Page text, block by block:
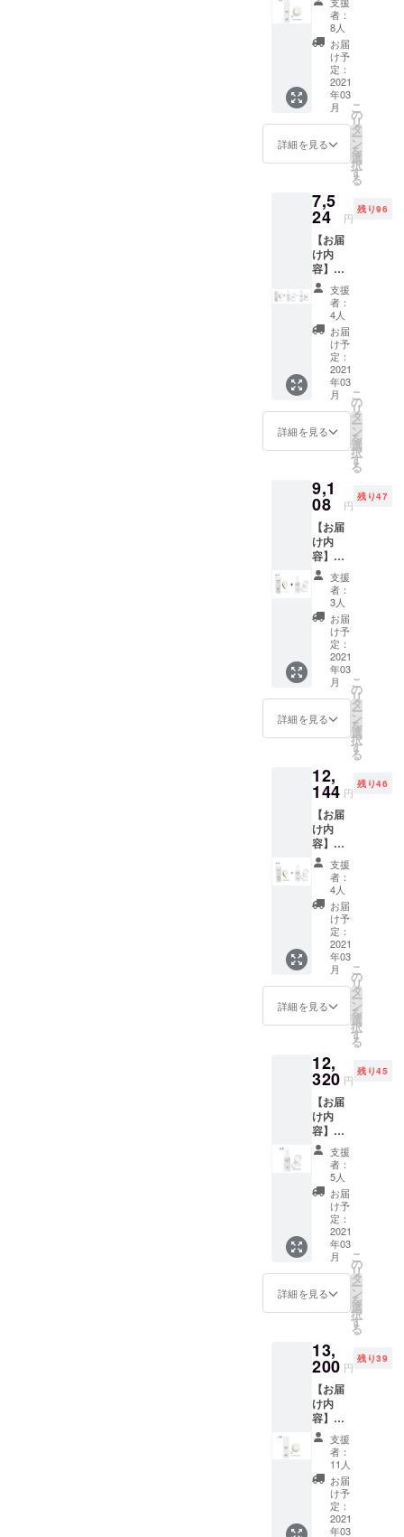
切な基
本ス
テップ
と我々
は考え
ます。
高級感
あふれ
なクッ
ション
ロのよ
うにお
肌を包
み余分
な汚れ
のみを
吸着し
落と
す。奇
跡の成
EGF、
FGFが
お肌を
保湿
る、こ
の二つ
が本来
必要と
してい
る健康
的なベ
ルベッ
トスキ
ンの肌
に導き
ます。
肌に輝
きを も
たらす
Toner
男性の
の為
に、肌
じみや
すさと
保湿力
を兼ね
備え
た、肌
に輝き
をもた
らす
Toner。
フレッ
シュで
みずみ
ずしい
テクス
チャー
であり
なが
ら、角
すみず
みに潤
い成分
を浸透
させる
だけで
なく、
美容液
のよう
にパワ
フルな
効果を
発揮し
ます。
さまざ
まな肌
タイプ
の方に
お使い
けま
す。ア
ルコー
ルフ
リー・
界面活
性剤フ
リー。
きわめ
て科学
的なア
プロー
チのも
とすこ
テクス
チャー
であり
なが
ら、角
質層の
すみず
みに潤
い成分
を浸透
美容液
のよう
にパワ
フルな
効果を
発揮し
ます。
さまざ
まな肌
タイプ
の方に
お使い
いただ
けま
す。ア
ルフ
リー・
リー。
きわめ
て科学
的なア
プロー
チのも
とすこ
やかな
肌に
とって
大切な3
つの要
素に働
きか
け、肌
いきと
明るく
るおい
と健康
的な輝
きをも
たらし
ます。
まるで
魔法の
ような
アイテ
ムで
す。
6,556円
オール
インワ
ンボ
ディ＆
フェイ
スク
リーム
Puninif
u 300ml
almight
y 手軽
に一生
モノの
肌を ボ
ディ&
フェイ
ス用ク
リー
ム、全
身、顔
にも使
用可
能。持
続する
潤い
を。
と弾力
をもた
らすボ
ディケ
ア。
若々し
い印象
のハリ
と弾力
をもた
らし、
キメ細
やかな
肌に導
くボ
フェイ
スク
にすべ
るよう
になじ
み、心
地よい
リラッ
クス感
をもた
らしま
す。
5乳液エ
マル
ジョ
ンー2本
セット
（約2か
月分）
●早割プ
ラン ＜
200名様
限定＞
\5,940
（10%
OFF）
定価
6,600円
（オー
ルイン
ワンエ
マル
ジョン
100ml
モノの
肌を 持
続する
潤い
を。 奇
跡の成
配合。
男性は
仕事、
恋愛、
自己成
長への
投資そ
んな過
酷な環
境で肌
に時間
をかけ
れな
い、
だった
ら時間
をかけ
守り手
軽にお
肌の性
質を変
え、美
しい肌
に変え
ること
が出来
るそん
な製品
を開
発。 男
性の肌
質を研
タつか
ず、テ
潤い守
るそん
な魔法
のよう
なオー
ルイン
ワンエ
マル
ジョ
ン。
者：
8人
お届
け予
定：
2021
年03
月
詳細を見る
こ
の
リ
タ
ー
ン
を
選
択
す
る
7,5
24 円
残り96
【お届
け内
容】
ARES4
5化粧水
トナー
1+乳液
エマル
ジョン
1+洗顔
フォー
ム1セッ
ト（約1
か月
分） ●
早割プ
100名様
限定＞
\7,524
ー
（10%
OFF）
定価
\8,360
ー （洗
顔フ
オーム
100ml
、オー
ルイン
ワンエ
マル
ジョン
ワント
ナー
150ml
） 余分
な物だ
けを落
とし 必
要な物
は守
る。 余
分な物
を落と
し必要
な物は
落とさ
ず守
る。そ
い洗顔
の理想
を求め
出来た
のが
ARES4
5洗顔
フォー
ムクレ
ンジン
グは、
毎日の
スキン
ケアに
欠かせ
切な基
本ス
は考え
ます。
高級感
あふれ
る濃密
なクッ
ション
泡がマ
シュマ
ロのよ
うにお
肌を包
み余分
支援
者：
4人
お届
け予
定：
2021
年03
月
詳細を見る
こ
の
リ
タ
ー
ン
を
選
択
す
る
9,1
08 円
残り47
【お届
け内
容】
ARES4
5化粧水
トナー
2+洗顔
フォー
ム2セッ
ト（約2
か月
分） ●
早割プ
ラン ＜
50名様
限定＞
－
（10%
OFF）
定価
\10,120
ー（洗
顔フ
オーム
100ml
、オー
ルイン
ワント
ナー
150ml
な物だ
けを落
る。 余
分な物
を落と
し必要
な物は
落とさ
ず守
る。そ
んな当
たり前
が難し
い洗顔
の理想
を求め
出来た
のが
ARES4
ンジン
グは、
毎日の
スキン
ケアに
欠かせ
ない大
切な基
本ス
テップ
と我々
は考え
ます。
支援
者：
3人
お届
け予
定：
2021
年03
月
詳細を見る
こ
の
リ
タ
ー
ン
を
選
択
す
る
12,
144 円
残り46
【お届
け内
容】
ARES4
5化粧水
トナー
3+洗顔
フォー
ム3セッ
ト（約3
か月
分） ●
早割プ
ラン ＜
50名様
限定＞
ー
（20%
OFF）
定価
\15,180
ー（洗
顔フ
オーム
100ml
、オー
ルイン
ワント
ナー
150ml
な物だ
けを落
る。 余
分な物
を落と
し必要
な物は
落とさ
ず守
る。そ
んな当
たり前
が難し
い洗顔
の理想
支援
者：
4人
お届
け予
定：
2021
年03
月
詳細を見る
こ
の
リ
タ
ー
ン
を
選
択
す
る
12,
320 円
残り45
【お届
け内
容】
ARES4
5化粧水
トナー5
本セッ
ト（約4
～5か月
分） ●
早割プ
ラン ＜
50名様
限定＞
\12,320
ー
OFF）
定価
\15,400
ー（化
粧水ト
ナー
150ml
輝きを
もたら
すToner
男性の
乾燥肌
支援
者：
5人
お届
け予
定：
2021
年03
月
詳細を見る
こ
の
リ
タ
ー
ン
を
選
択
す
る
13,
200 円
残り39
【お届
け内
容】
ARES4
5乳液エ
マル
ジョ
ンー5本
セット
（約4～
5か月
支援
者：
11人
お届
け予
定：
2021
年03